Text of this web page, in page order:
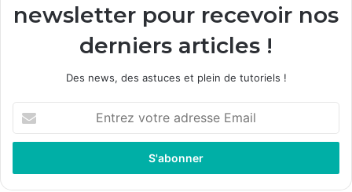
newsletter pour recevoir nos
derniers articles !
Des news, des astuces et plein de tutoriels !
votre
adresse